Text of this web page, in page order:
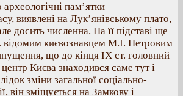
пам’ятки
виявлені на Лук’янівському плато,
досить численна. На її підставі ще
відомим києвознавцем М.І. Петровим
що до кінця IX ст. головний
Києва знаходився саме тут і
зміни загальної соціально-
він зміщується на Замкову і